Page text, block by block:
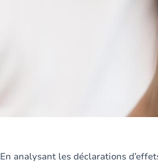
En analysant les déclarations